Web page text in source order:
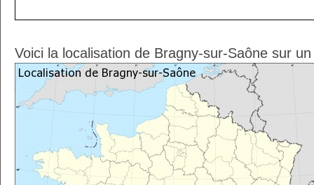
Voici la localisation de Bragny-sur-Saône sur